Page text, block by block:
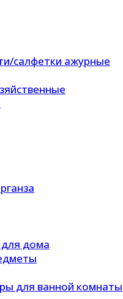
салфетки ажурные
дома
для ванной комнаты